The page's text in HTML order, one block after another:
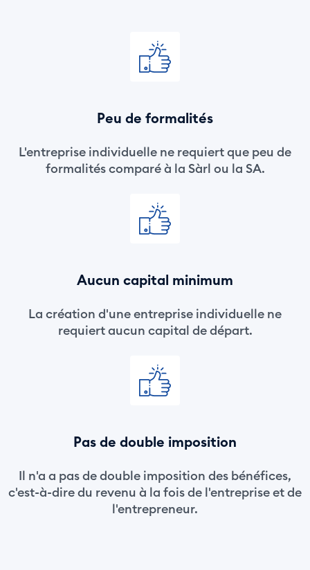
Peu de formalités
L'entreprise individuelle ne requiert que peu de
formalités comparé à la Sàrl ou la SA.
Aucun capital minimum
La création d'une entreprise individuelle ne
requiert aucun capital de départ.
Pas de double imposition
Il n'a a pas de double imposition des bénéfices,
c'est-à-dire du revenu à la fois de l'entreprise et de
l'entrepreneur.